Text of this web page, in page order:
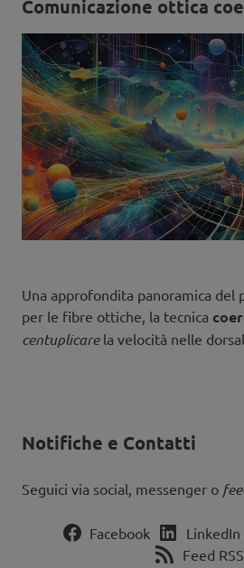
Comunicazione ottica
Una approfondita panoramica del
per le fibre ottiche, la tecnica
centuplicarela velocità nelle
Notifiche e Contatti
Seguici via social, messenger o
Facebook LinkedIn
Feed RSS